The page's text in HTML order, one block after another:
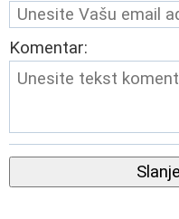
Komentar: